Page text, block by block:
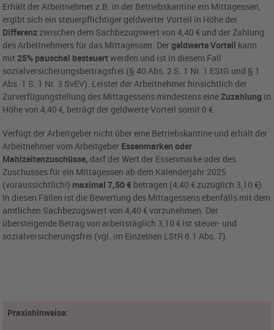
Erhält der Arbeitnehmer z.B. in der Betriebskantine ein Mittagessen,
ergibt sich ein steuerpflichtiger geldwerter Vorteil in Höhe der
Differenzzwischen dem Sachbezugswert von 4,40 € und der Zahlung
des Arbeitnehmers für das Mittagessen. Dergeldwerte Vorteil kann
mit 25% pauschal besteuertwerden und ist in diesem Fall
sozialversicherungsbeitragsfrei (§ 40 Abs. 2 S. 1 Nr. 1 EStG und § 1
Abs. 1 S. 1 Nr. 3 SvEV). Leistet der Arbeitnehmer hinsichtlich der
Zurverfügungstellung des Mittagessens mindestens eineZuzahlung in
Höhe von 4,40 €, beträgt der geldwerte Vorteil somit 0 €.
Verfügt der Arbeitgeber nicht über eine Betriebskantine und erhält der
Arbeitnehmer vom Arbeitgeber Essenmarken oder
Mahlzeitenzuschüsse, darf der Wert der Essenmarke oder des
Zuschusses für ein Mittagessen ab dem Kalenderjahr 2025
(voraussichtlich!) maximal 7,50 € betragen (4,40 € zuzüglich 3,10 €).
In diesen Fällen ist die Bewertung des Mittagessens ebenfalls mit dem
amtlichen Sachbezugswert von 4,40 € vorzunehmen. Der
übersteigende Betrag von arbeitstäglich 3,10 € ist steuer- und
sozialversicherungsfrei (vgl. im Einzelnen LStR 8.1 Abs. 7).
Praxishinweise: